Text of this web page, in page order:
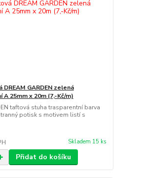
GARDEN zelená
25mm x 20m (7,-Kč/m)
taftová stuha trasparentní barva
potisk s motivem listí s
Skladem 15 ks
Přidat do košíku